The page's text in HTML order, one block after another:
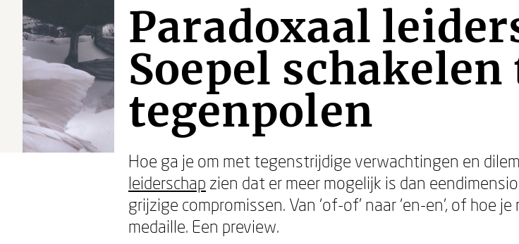
Paradoxaal
Soepel
tegenpolen
Hoe ga je om met tegenstrijdige verwachtingen en
leiderschap zien dat er meer mogelijk is dan
grijzige compromissen. Van ‘of-of’ naar ‘en-en’, of hoe
medaille. Een preview.